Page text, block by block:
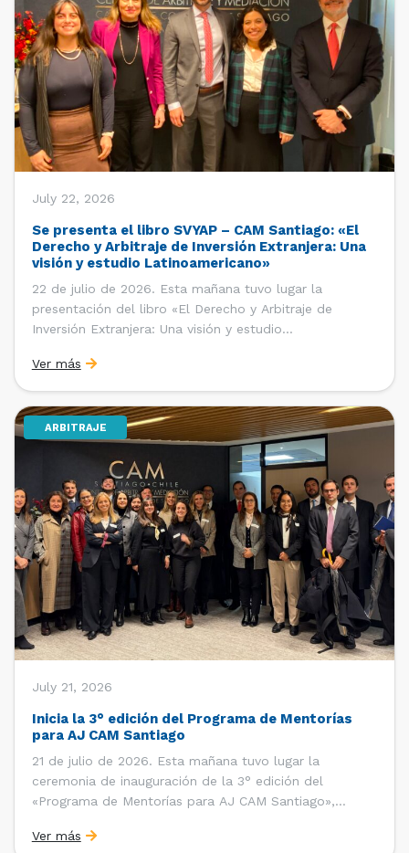
July 22, 2026
Se presenta el libro SVYAP – CAM Santiago: «El
Derecho y Arbitraje de Inversión Extranjera: Una
visión y estudio Latinoamericano»
22 de julio de 2026. Esta mañana tuvo lugar la
presentación del libro «El Derecho y Arbitraje de
Inversión Extranjera: Una visión y estudio
«Santiago Very Young Arbitration Practitioners»
(SVYAP), iniciativa que reúne a jóvenes profesionales
interesados en el arbitraje doméstico e internacional,
[…]
Ver más
ARBITRAJE
July 21, 2026
Inicia la 3° edición del Programa de Mentorías
para AJ CAM Santiago
21 de julio de 2026. Esta mañana tuvo lugar la
ceremonia de inauguración de la 3° edición del
«Programa de Mentorías para AJ CAM Santiago»,
Internacionales con el apoyo de la Dirección Ejecutiva
Ver más